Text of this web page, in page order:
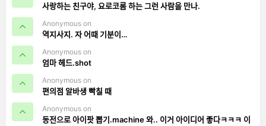
사랑하는 친구야, 요로코롬 하는 그런 사람을 만나.
Anonymous on
역지사지. 자 어때 기분이…
Anonymous on
엄마 헤드.shot
Anonymous on
편의점 알바생 빡칠 때
Anonymous on
동전으로 아이팟 뽑기.machine 와.. 이거 아이디어 좋다ㅋㅋㅋ 이